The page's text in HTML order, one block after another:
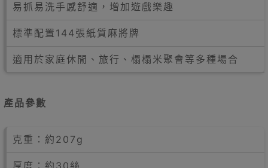
易抓易洗手感舒適，增加遊戲樂趣
標準配置144張紙質麻將牌
適用於家庭休閒、旅行、榻榻米聚會等多種場合
產品參數
克重：約207g